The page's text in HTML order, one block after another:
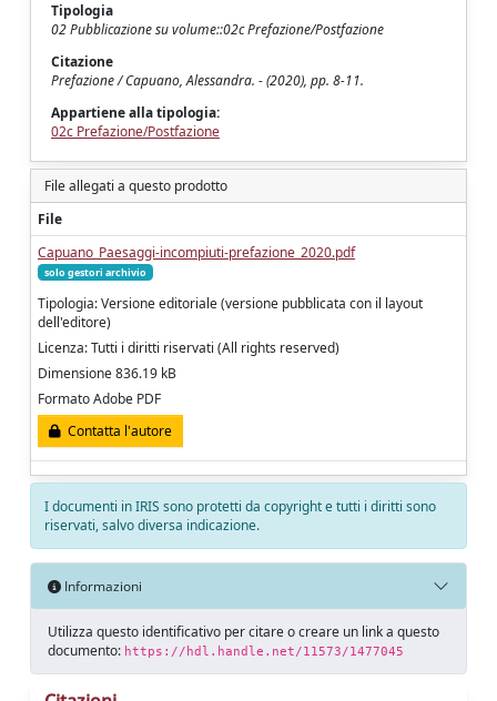
Tipologia
02 Pubblicazione su volume::02c Prefazione/Postfazione
Citazione
Prefazione / Capuano, Alessandra. - (2020), pp. 8-11.
Appartiene alla tipologia:
02c Prefazione/Postfazione
File allegati a questo prodotto
File
Capuano_Paesaggi-incompiuti-prefazione_2020.pdf
solo gestori archivio
Tipologia: Versione editoriale (versione pubblicata con il layout
dell'editore)
Licenza: Tutti i diritti riservati (All rights reserved)
Dimensione 836.19 kB
Formato Adobe PDF
Contatta l'autore
I documenti in IRIS sono protetti da copyright e tutti i diritti sono
riservati, salvo diversa indicazione.
Informazioni
Utilizza questo identificativo per citare o creare un link a questo
documento: https://hdl.handle.net/11573/1477045